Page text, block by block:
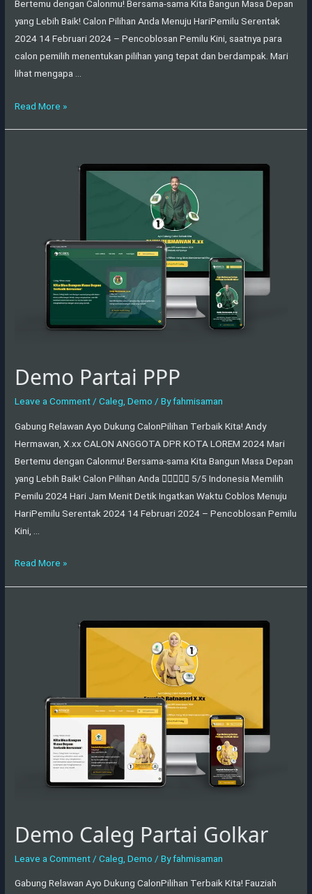
Bertemu dengan Calonmu! Bersama-sama Kita Bangun Masa Depan
yang Lebih Baik! Calon Pilihan Anda Menuju HariPemilu Serentak
2024 14 Februari 2024 – Pencoblosan Pemilu Kini, saatnya para
calon pemilih menentukan pilihan yang tepat dan berdampak. Mari
lihat mengapa …
Read More »
Demo Partai PPP
Leave a Comment /Caleg ,Demo / Byfahmisaman
Gabung Relawan Ayo Dukung CalonPilihan Terbaik Kita! Andy
Hermawan, X.xx CALON ANGGOTA DPR KOTA LOREM 2024 Mari
Bertemu dengan Calonmu! Bersama-sama Kita Bangun Masa Depan
yang Lebih Baik! Calon Pilihan Anda  5/5 Indonesia Memilih
Pemilu 2024 Hari Jam Menit Detik Ingatkan Waktu Coblos Menuju
HariPemilu Serentak 2024 14 Februari 2024 – Pencoblosan Pemilu
Kini, …
Read More »
Demo Caleg Partai Golkar
Leave a Comment /Caleg ,Demo / Byfahmisaman
Gabung Relawan Ayo Dukung CalonPilihan Terbaik Kita! Fauziah